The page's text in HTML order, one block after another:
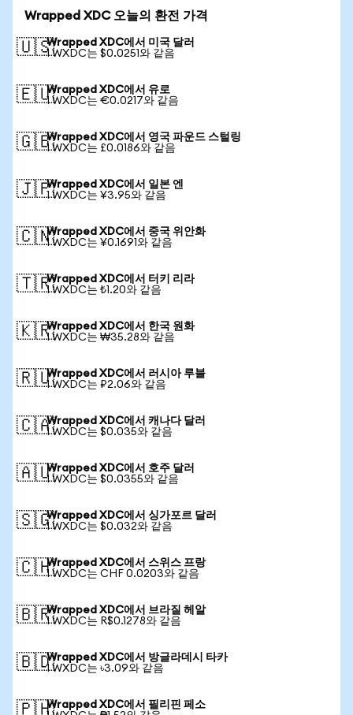
Wrapped XDC 오늘의 환전 가격
🇺🇸Wrapped XDC에서 미국 달러
1 WXDC는 $0.0251와 같음
🇪🇺Wrapped XDC에서 유로
1 WXDC는 €0.0217와 같음
🇬🇧Wrapped XDC에서 영국 파운드 스털링
1 WXDC는 £0.0186와 같음
🇯🇵Wrapped XDC에서 일본 엔
1 WXDC는 ¥3.95와 같음
🇨🇳Wrapped XDC에서 중국 위안화
1 WXDC는 ¥0.1691와 같음
🇹🇷Wrapped XDC에서 터키 리라
1 WXDC는 ₺1.20와 같음
🇰🇷Wrapped XDC에서 한국 원화
1 WXDC는 ₩35.28와 같음
🇷🇺Wrapped XDC에서 러시아 루블
1 WXDC는 ₽2.06와 같음
🇨🇦Wrapped XDC에서 캐나다 달러
1 WXDC는 $0.035와 같음
🇦🇺Wrapped XDC에서 호주 달러
1 WXDC는 $0.0355와 같음
🇸🇬Wrapped XDC에서 싱가포르 달러
1 WXDC는 $0.032와 같음
🇨🇭Wrapped XDC에서 스위스 프랑
1 WXDC는 CHF 0.0203와 같음
🇧🇷Wrapped XDC에서 브라질 헤알
1 WXDC는 R$0.1278와 같음
🇧🇩Wrapped XDC에서 방글라데시 타카
1 WXDC는 ৳3.09와 같음
🇵🇭Wrapped XDC에서 필리핀 페소